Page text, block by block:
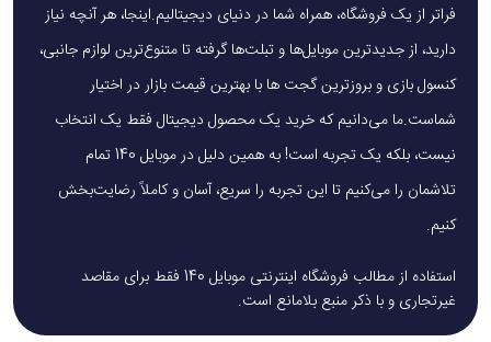
فراتر از یک فروشگاه، همراه شما در دنیای دیجیتالیم.اینجا، هر آنچه نیاز
دارید، از جدیدترین موبایل‌ها و تبلت‌ها گرفته تا متنوع‌ترین لوازم جانبی،
کنسول بازی و بروزترین گجت ها با بهترین قیمت بازار در اختیار
شماست.ما می‌دانیم که خرید یک محصول دیجیتال فقط یک انتخاب
نیست، بلکه یک تجربه است! به همین دلیل در موبایل 140 تمام
تلاشمان را می‌کنیم تا این تجربه را سریع، آسان و کاملاً رضایت‌بخش
کنیم.
استفاده از مطالب فروشگاه اینترنتی موبایل 140 فقط برای مقاصد
غیرتجاری و با ذکر منبع بلامانع است.